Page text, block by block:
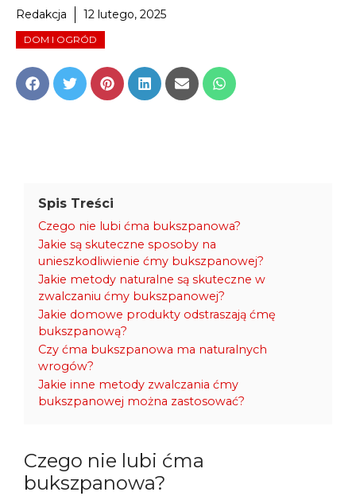
Redakcja 12 lutego, 2025
DOM I OGRÓD
Share
on
Share
on
Share
on
Share
on
Share
on
Share
on
Spis Treści
Czego nie lubi ćma bukszpanowa?
Jakie są skuteczne sposoby na
unieszkodliwienie ćmy bukszpanowej?
Jakie metody naturalne są skuteczne w
zwalczaniu ćmy bukszpanowej?
Jakie domowe produkty odstraszają ćmę
bukszpanową?
Czy ćma bukszpanowa ma naturalnych
wrogów?
Jakie inne metody zwalczania ćmy
bukszpanowej można zastosować?
Czego nie lubi ćma
bukszpanowa?